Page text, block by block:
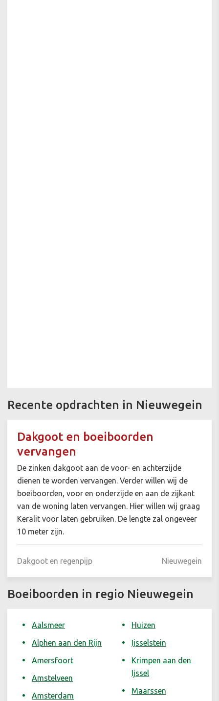
Recente opdrachten in Nieuwegein
Dakgoot en boeiboorden
vervangen
De zinken dakgoot aan de voor- en achterzijde
dienen te worden vervangen. Verder willen wij de
boeiboorden, voor en onderzijde en aan de zijkant
van de woning laten vervangen. Hier willen wij graag
Keralit voor laten gebruiken. De lengte zal ongeveer
10 meter zijn.
Dakgoot en regenpijp Nieuwegein
Boeiboorden in regio Nieuwegein
Aalsmeer
Alphen aan den Rijn
Amersfoort
Amstelveen
Amsterdam
Huizen
Ijsselstein
Krimpen aan den
Ijssel
Maarssen